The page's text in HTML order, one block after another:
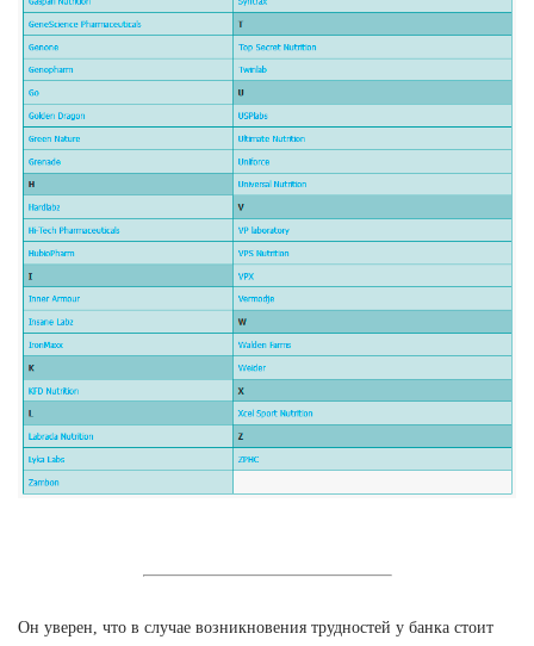
Он уверен, что в случае возникновения трудностей у банка стоит